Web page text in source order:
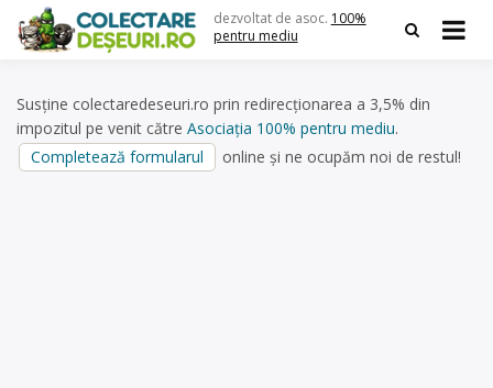
content
dezvoltat de asoc. 100%
pentru mediu
Susține colectaredeseuri.ro prin redirecționarea a 3,5% din
impozitul pe venit către Asociația 100% pentru mediu.
Completează formularul
online și ne ocupăm noi de restul!